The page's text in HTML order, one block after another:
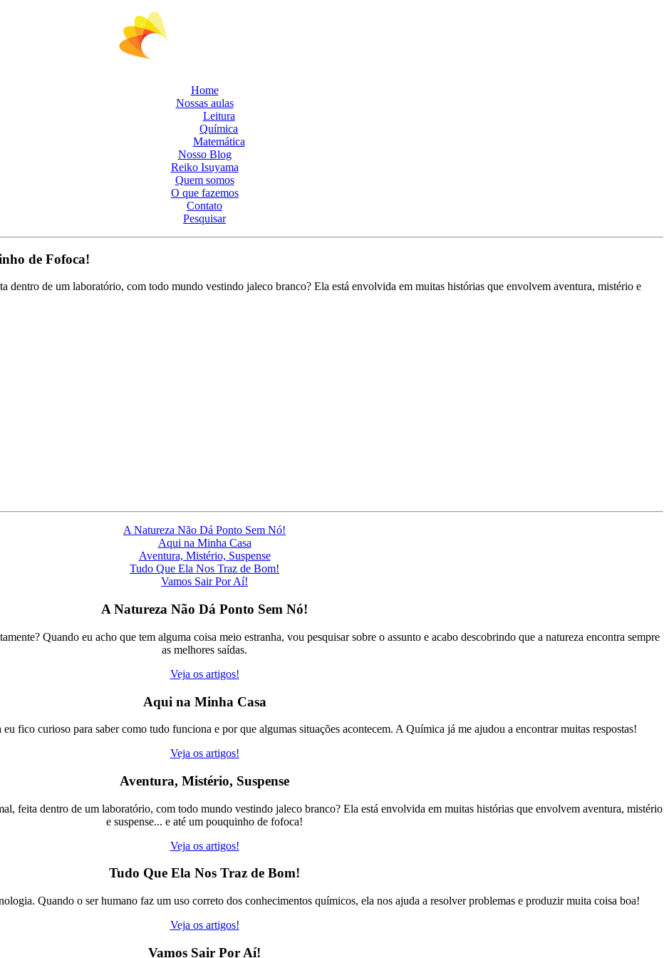
Home
Nossas aulas
Leitura
Química
Matemática
Nosso Blog
Reiko Isuyama
Quem somos
O que fazemos
Contato
Pesquisar
de Fofoca!
dentro de um laboratório, com todo mundo vestindo jaleco branco? Ela está envolvida em muitas histórias que envolvem aventura, mistério e
A Natureza Não Dá Ponto Sem Nó!
Aqui na Minha Casa
Aventura, Mistério, Suspense
Tudo Que Ela Nos Traz de Bom!
Vamos Sair Por Aí!
A Natureza Não Dá Ponto Sem Nó!
Quando eu acho que tem alguma coisa meio estranha, vou pesquisar sobre o assunto e acabo descobrindo que a natureza encontra sempre
as melhores saídas.
Veja os artigos!
Aqui na Minha Casa
fico curioso para saber como tudo funciona e por que algumas situações acontecem. A Química já me ajudou a encontrar muitas respostas!
Veja os artigos!
Aventura, Mistério, Suspense
feita dentro de um laboratório, com todo mundo vestindo jaleco branco? Ela está envolvida em muitas histórias que envolvem aventura, mistério
e suspense... e até um pouquinho de fofoca!
Veja os artigos!
Tudo Que Ela Nos Traz de Bom!
Quando o ser humano faz um uso correto dos conhecimentos químicos, ela nos ajuda a resolver problemas e produzir muita coisa boa!
Veja os artigos!
Vamos Sair Por Aí!